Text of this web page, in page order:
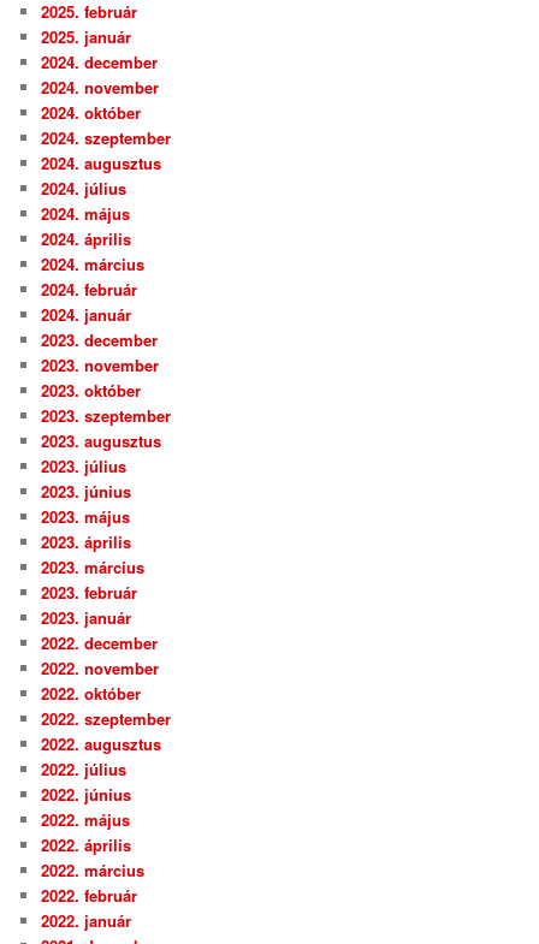
2025. február
2025. január
2024. december
2024. november
2024. október
2024. szeptember
2024. augusztus
2024. július
2024. május
2024. április
2024. március
2024. február
2024. január
2023. december
2023. november
2023. október
2023. szeptember
2023. augusztus
2023. július
2023. június
2023. május
2023. április
2023. március
2023. február
2023. január
2022. december
2022. november
2022. október
2022. szeptember
2022. augusztus
2022. július
2022. június
2022. május
2022. április
2022. március
2022. február
2022. január